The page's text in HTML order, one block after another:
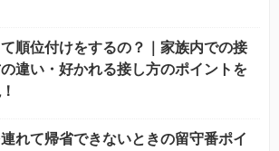
順位付けをするの？｜家族内での接
の違い・好かれる接し方のポイントを
れて帰省できないときの留守番ポイ